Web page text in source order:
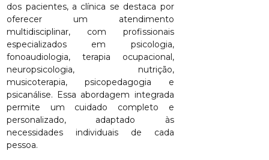
dos pacientes, a clínica se destaca por
oferecer um atendimento
multidisciplinar, com profissionais
especializados em psicologia,
fonoaudiologia, terapia ocupacional,
neuropsicologia, nutrição,
musicoterapia, psicopedagogia e
psicanálise. Essa abordagem integrada
permite um cuidado completo e
personalizado, adaptado às
necessidades individuais de cada
pessoa.